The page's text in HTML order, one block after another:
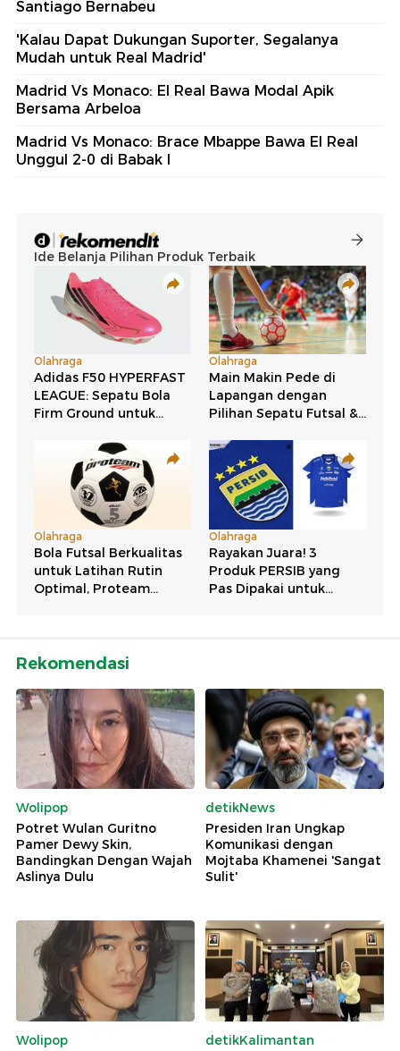
Santiago Bernabeu
'Kalau Dapat Dukungan Suporter, Segalanya
Mudah untuk Real Madrid'
Madrid Vs Monaco: El Real Bawa Modal Apik
Bersama Arbeloa
Madrid Vs Monaco: Brace Mbappe Bawa El Real
Unggul 2-0 di Babak I
Rekomendasi
Wolipop
Potret Wulan Guritno
Pamer Dewy Skin,
Bandingkan Dengan Wajah
Aslinya Dulu
detikNews
Presiden Iran Ungkap
Komunikasi dengan
Mojtaba Khamenei 'Sangat
Sulit'
Wolipop
detikKalimantan